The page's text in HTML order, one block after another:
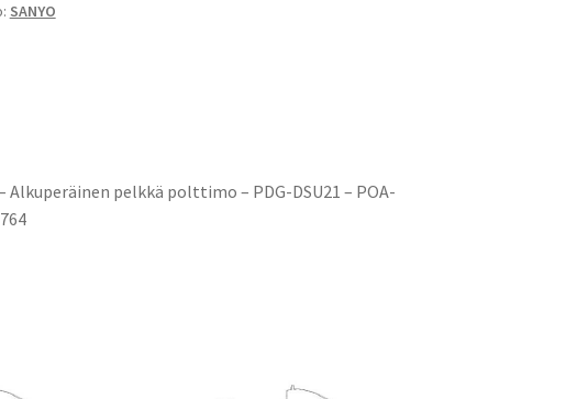
SANYO
– Alkuperäinen pelkkä polttimo – PDG-DSU21 – POA-